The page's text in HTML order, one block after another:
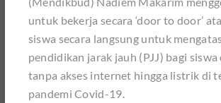
untuk bekerja secara ‘door to door’
siswa secara langsung untuk
pendidikan jarak jauh (PJJ) bagi siswa
tanpa akses internet hingga listrik di
pandemi Covid-19.